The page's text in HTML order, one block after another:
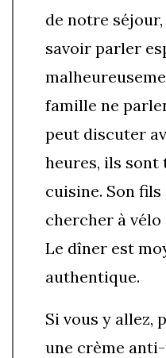
de notre
savoir parler
famille ne
peut discuter
heures, ils sont
cuisine. Son
chercher à vélo
Le dîner est
authentique.
Si vous y allez,
une crème